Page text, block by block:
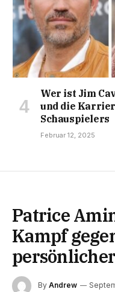
Wer ist Jim
und die
Schauspielers
Februar 12, 2025
Patrice
Kampf
By Andrew